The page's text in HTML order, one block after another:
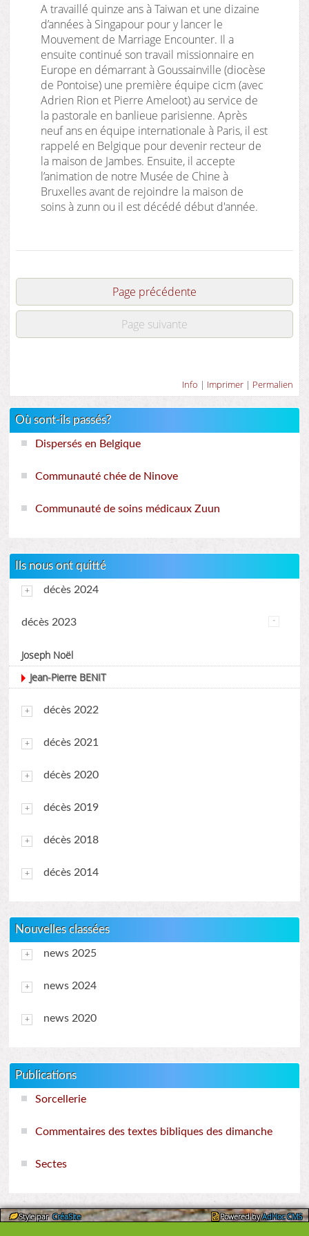
A travaillé quinze ans à Taiwan et une dizaine
d’années à Singapour pour y lancer le
Mouvement de Marriage Encounter. Il a
ensuite continué son travail missionnaire en
Europe en démarrant à Goussainville (diocèse
de Pontoise) une première équipe cicm (avec
Adrien Rion et Pierre Ameloot) au service de
la pastorale en banlieue parisienne. Après
neuf ans en équipe internationale à Paris, il est
rappelé en Belgique pour devenir recteur de
la maison de Jambes. Ensuite, il accepte
l’animation de notre Musée de Chine à
Bruxelles avant de rejoindre la maison de
soins à zunn ou il est décédé début d'année.
Page précédente
Page suivante
Info | Imprimer | Permalien
Où sont-ils passés?
Dispersés en Belgique
Communauté chée de Ninove
Communauté de soins médicaux Zuun
Ils nous ont quitté
décès 2024
décès 2023
Joseph Noël
Jean-Pierre BENIT
décès 2022
décès 2021
décès 2020
décès 2019
décès 2018
décès 2014
Nouvelles classées
news 2025
news 2024
news 2020
Publications
Sorcellerie
Commentaires des textes bibliques des dimanche
Sectes
Style parCréaSite Powered byAdHoc CMS